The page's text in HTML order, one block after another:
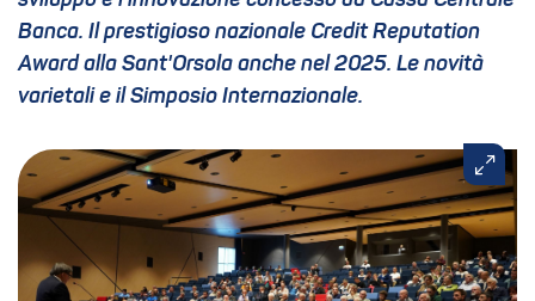
Banca. Il prestigioso nazionale Credit Reputation
Award alla Sant'Orsola anche nel 2025. Le novità
varietali e il Simposio Internazionale.